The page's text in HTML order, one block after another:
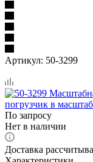
Артикул: 50-3299
По запросу
Нет в наличии
Доставка